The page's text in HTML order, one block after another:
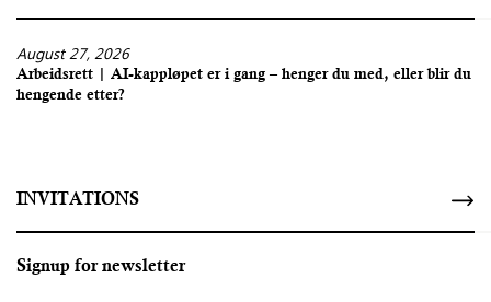
August 27, 2026
Arbeidsrett | AI-kappløpet er i gang – henger du med, eller blir du
hengende etter?
INVITATIONS
Signup for newsletter